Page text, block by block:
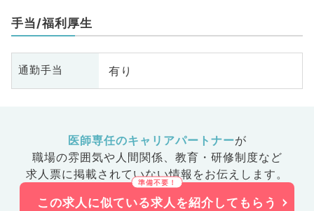
手当/福利厚生
通勤手当 有り
医師専任のキャリアパートナーが
職場の雰囲気や人間関係、 教育・研修制度など
求人票に掲載されていない情報をお伝えします。
この求人に似ている求人を紹介してもらう